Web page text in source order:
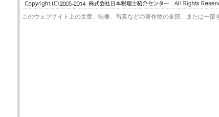
このウェブサイト上の文章、映像、写真などの著作物の全部、または一